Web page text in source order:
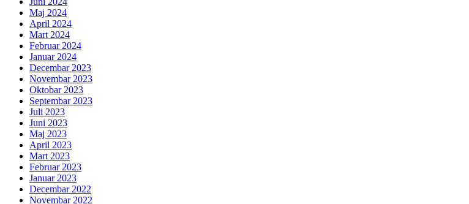
Maj 2024
April 2024
Mart 2024
Februar 2024
Januar 2024
Decembar 2023
Novembar 2023
Oktobar 2023
Septembar 2023
Juli 2023
Juni 2023
Maj 2023
April 2023
Mart 2023
Februar 2023
Januar 2023
Decembar 2022
Novembar 2022